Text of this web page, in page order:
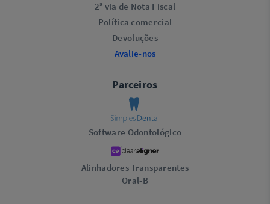
2ª via de Nota Fiscal
Política comercial
Devoluções
Avalie-nos
Parceiros
Software Odontológico
Alinhadores Transparentes
Oral-B